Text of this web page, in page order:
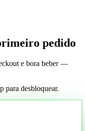
pedido
e bora beber —
para desbloquear.